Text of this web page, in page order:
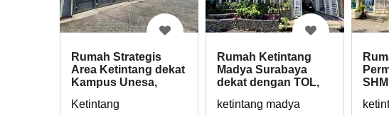
Rumah Strategis
Area Ketintang dekat
Kampus Unesa,
Ketintang
Rumah Ketintang
Madya Surabaya
dekat dengan TOL,
ketintang madya
UN